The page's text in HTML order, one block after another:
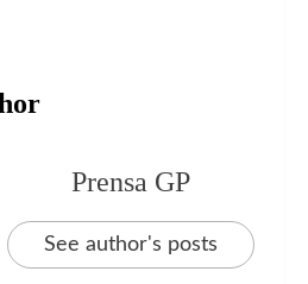
Prensa GP
See author's posts